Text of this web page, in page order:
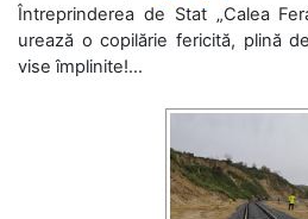
Întreprinderea de Stat „Calea
urează o copilărie fericită, plină
vise împlinite!...